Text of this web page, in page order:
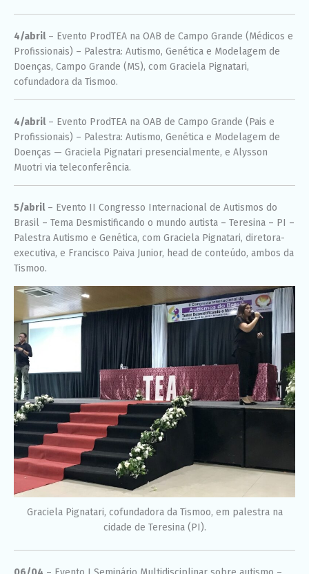
4/abril– Evento ProdTEA na OAB de Campo Grande (Médicos e
Profissionais) – Palestra: Autismo, Genética e Modelagem de
Doenças, Campo Grande (MS), com Graciela Pignatari,
cofundadora da Tismoo.
4/abril– Evento ProdTEA na OAB de Campo Grande (Pais e
Profissionais) – Palestra: Autismo, Genética e Modelagem de
Doenças — Graciela Pignatari presencialmente, e Alysson
Muotri via teleconferência.
5/abril– Evento II Congresso Internacional de Autismos do
Brasil – Tema Desmistificando o mundo autista – Teresina – PI –
Palestra Autismo e Genética, com Graciela Pignatari, diretora-
executiva, e Francisco Paiva Junior, head de conteúdo, ambos da
Tismoo.
Graciela Pignatari, cofundadora da Tismoo, em palestra na
cidade de Teresina (PI).